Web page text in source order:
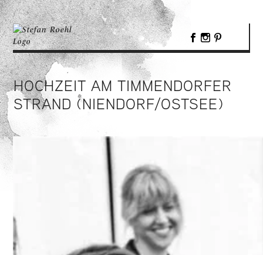
HOCHZEIT AM TIMMENDORFER
STRAND (NIENDORF/OSTSEE)